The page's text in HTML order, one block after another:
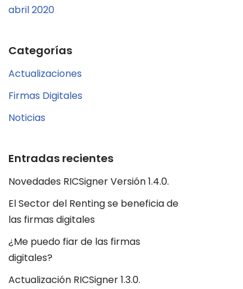
abril 2020
Categorías
Actualizaciones
Firmas Digitales
Noticias
Entradas recientes
Novedades RICSigner Versión 1.4.0.
El Sector del Renting se beneficia de
las firmas digitales
¿Me puedo fiar de las firmas
digitales?
Actualización RICSigner 1.3.0.